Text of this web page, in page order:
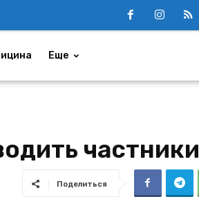
Еще
частники
Поделиться